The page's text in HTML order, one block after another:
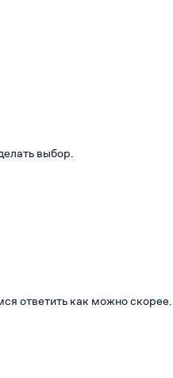
выбор.
ответить как можно скорее.